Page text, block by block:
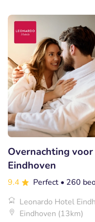
Overnachting
Eindhoven
9.4 Perfect • 260
Leonardo Hotel
Eindhoven (13km)